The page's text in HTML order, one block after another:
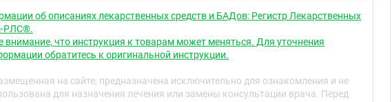
свойства
об описаниях лекарственных средств и БАДов: Регистр Лекарственных
РЛС®.
что инструкция к товарам может меняться. Для уточнения
обратитесь к оригинальной инструкции.
на сайте, предназначена исключительно для ознакомления и не
для назначения лечения или замены консультации врача. Перед